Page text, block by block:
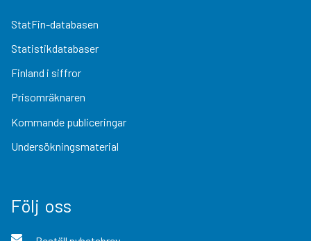
StatFin-databasen
Statistikdatabaser
Finland i siffror
Prisomräknaren
Kommande publiceringar
Undersökningsmaterial
Följ oss